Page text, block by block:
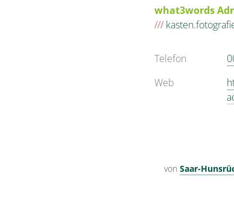
what3words
///
Telefon
Web
von Saar-